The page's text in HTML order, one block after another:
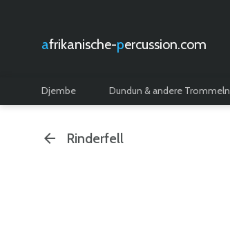
afrikanische- percussion.com
Djembe Dundun & andere Trommeln
Rinderfell